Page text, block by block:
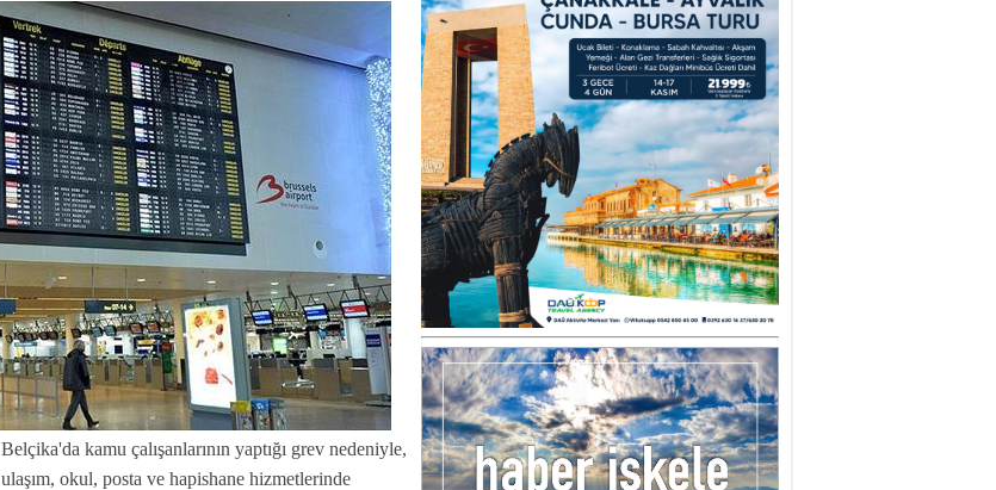
Belçika'da kamu çalışanlarının yaptığı grev nedeniyle,
ulaşım, okul, posta ve hapishane hizmetlerinde